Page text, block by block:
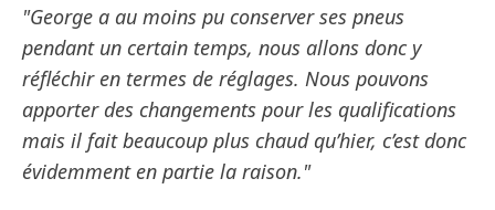
"George a au moins pu conserver ses pneus
pendant un certain temps, nous allons donc y
réfléchir en termes de réglages. Nous pouvons
apporter des changements pour les qualifications
mais il fait beaucoup plus chaud qu’hier, c’est donc
évidemment en partie la raison."